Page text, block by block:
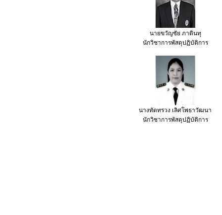
นายขวัญชัย ภาตินทุ
นักวิชาการพัสดุปฏิบัติการ
นางทัดทรวง เลิศโพธาวัฒนา
นักวิชาการพัสดุปฏิบัติการ